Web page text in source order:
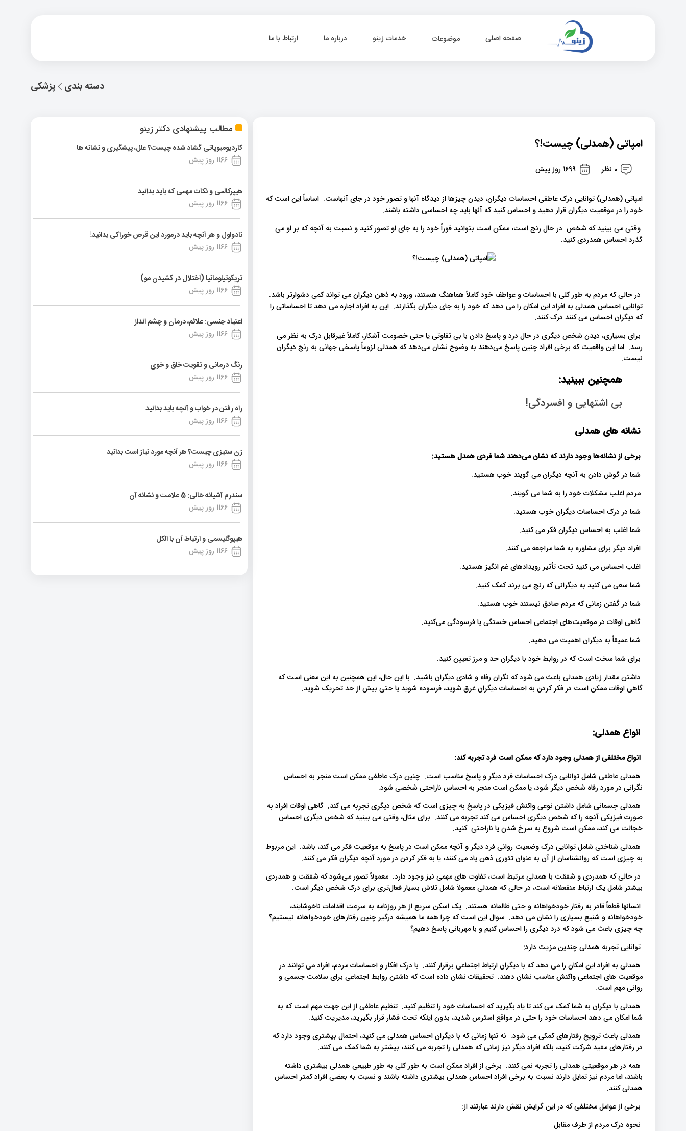
صفحه اصلی موضوعات خدمات زینو درباره ما ارتباط با ما
پزشکی دسته بندی
مطالب پیشنهادی دکتر زینو
کاردیومیوپاتی گشاد شده چیست؟ علل، پیشگیری و نشانه ها
1166 روز پیش
هیپرکالمی و نکات مهمی که باید بدانید
1166 روز پیش
نادولول و هر آنچه باید درمورد این قرص خوراکی بدانید!
1166 روز پیش
تریکوتیلومانیا (اختلال در کشیدن مو)
1166 روز پیش
اعتیاد جنسی: علائم، درمان و چشم انداز
1166 روز پیش
رنگ درمانی و تقویت خلق و خوی
1166 روز پیش
راه رفتن در خواب و آنچه باید بدانید
1166 روز پیش
زن ستیزی چیست؟ هر آنچه مورد نیاز است بدانید
1166 روز پیش
سندرم آشیانه خالی: 5 علامت و نشانه آن
1166 روز پیش
هیپوگلیسمی و ارتباط آن با الکل
1166 روز پیش
امپاتی (همدلی) چیست!؟
0 نظر 1699 روز پیش
امپاتی (همدلی) توانایی درک عاطفی احساسات دیگران، دیدن چیزها از دیدگاه آنها و تصور خود در جای آنهاست. اساساً این است که
خود را در موقعیت دیگران قرار دهید و احساس کنید که آنها باید چه احساسی داشته باشند.
وقتی می بینید که شخص در حال رنج است، ممکن است بتوانید فوراً خود را به جای او تصور کنید و نسبت به آنچه که بر او می
گذرد احساس همدردی کنید.
در حالی که مردم به طور کلی با احساسات و عواطف خود کاملاً هماهنگ هستند، ورود به ذهن دیگران می تواند کمی دشوارتر باشد.
توانایی احساس همدلی به افراد این امکان را می دهد که خود را به جای دیگران بگذارند. این به افراد اجازه می دهد تا احساساتی را
که دیگران احساس می کنند درک کنند.
برای بسیاری، دیدن شخص دیگری در حال درد و پاسخ دادن با بی تفاوتی یا حتی خصومت آشکار، کاملاً غیرقابل درک به نظر می
رسد. اما این واقعیت که برخی افراد چنین پاسخ می‌دهند به وضوح نشان می‌دهد که همدلی لزوماً پاسخی جهانی به رنج دیگران
نیست.
همچنین ببینید:
بی اشتهایی و افسردگی!
نشانه های همدلی
برخی از نشانه‌ها وجود دارند که نشان می‌دهند شما فردی همدل هستید:
شما در گوش دادن به آنچه دیگران می گویند خوب هستید.
مردم اغلب مشکلات خود را به شما می گویند.
شما در درک احساسات دیگران خوب هستید.
شما اغلب به احساس دیگران فکر می کنید.
افراد دیگر برای مشاوره به شما مراجعه می کنند.
اغلب احساس می کنید تحت تأثیر رویدادهای غم انگیز هستید.
شما سعی می کنید به دیگرانی که رنج می برند کمک کنید.
شما در گفتن زمانی که مردم صادق نیستند خوب هستید.
گاهی اوقات در موقعیت‌های اجتماعی احساس خستگی یا فرسودگی می‌کنید.
شما عمیقاً به دیگران اهمیت می دهید.
برای شما سخت است که در روابط خود با دیگران حد و مرز تعیین کنید.
داشتن مقدار زیادی همدلی باعث می شود که نگران رفاه و شادی دیگران باشید. با این حال، این همچنین به این معنی است که
گاهی اوقات ممکن است در فکر کردن به احساسات دیگران غرق شوید، فرسوده شوید یا حتی بیش از حد تحریک شوید.
انواع همدلی:
انواع مختلفی از همدلی وجود دارد که ممکن است فرد تجربه کند:
همدلی عاطفی شامل توانایی درک احساسات فرد دیگر و پاسخ مناسب است. چنین درک عاطفی ممکن است منجر به احساس
نگرانی در مورد رفاه شخص دیگر شود، یا ممکن است منجر به احساس ناراحتی شخصی شود.
همدلی جسمانی شامل داشتن نوعی واکنش فیزیکی در پاسخ به چیزی است که شخص دیگری تجربه می کند. گاهی اوقات افراد به
صورت فیزیکی آنچه را که شخص دیگری احساس می کند تجربه می کنند. برای مثال، وقتی می بینید که شخص دیگری احساس
خجالت می کند، ممکن است شروع به سرخ شدن یا ناراحتی کنید.
همدلی شناختی شامل توانایی درک وضعیت روانی فرد دیگر و آنچه ممکن است در پاسخ به موقعیت فکر می کند، باشد. این مربوط
به چیزی است که روانشناسان از آن به عنوان تئوری ذهن یاد می کنند، یا به فکر کردن در مورد آنچه دیگران فکر می کنند.
در حالی که همدردی و شفقت با همدلی مرتبط است، تفاوت های مهمی نیز وجود دارد. معمولاً تصور می‌شود که شفقت و همدردی
بیشتر شامل یک ارتباط منفعلانه است، در حالی که همدلی معمولاً شامل تلاش بسیار فعال‌تری برای درک شخص دیگر است.
انسانها قطعاً قادر به رفتار خودخواهانه و حتی ظالمانه هستند. یک اسکن سریع از هر روزنامه به سرعت اقدامات ناخوشایند،
خودخواهانه و شنیع بسیاری را نشان می دهد. سوال این است که چرا همه ما همیشه درگیر چنین رفتارهای خودخواهانه نیستیم؟
چه چیزی باعث می شود که درد دیگری را احساس کنیم و با مهربانی پاسخ دهیم؟
توانایی تجربه همدلی چندین مزیت دارد:
همدلی به افراد این امکان را می دهد که با دیگران ارتباط اجتماعی برقرار کنند. با درک افکار و احساسات مردم، افراد می توانند در
موقعیت های اجتماعی واکنش مناسب نشان دهند. تحقیقات نشان داده است که داشتن روابط اجتماعی برای سلامت جسمی و
روانی مهم است.
همدلی با دیگران به شما کمک می کند تا یاد بگیرید که احساسات خود را تنظیم کنید. تنظیم عاطفی از این جهت مهم است که به
شما امکان می دهد احساسات خود را حتی در مواقع استرس شدید، بدون اینکه تحت فشار قرار بگیرید، مدیریت کنید.
همدلی باعث ترویج رفتارهای کمکی می شود. نه تنها زمانی که با دیگران احساس همدلی می کنید، احتمال بیشتری وجود دارد که
در رفتارهای مفید شرکت کنید، بلکه افراد دیگر نیز زمانی که همدلی را تجربه می کنند، بیشتر به شما کمک می کنند.
همه در هر موقعیتی همدلی را تجربه نمی کنند. برخی از افراد ممکن است به طور کلی به طور طبیعی همدلی بیشتری داشته
باشند، اما مردم نیز تمایل دارند نسبت به برخی افراد احساس همدلی بیشتری داشته باشند و نسبت به بعضی افراد کمتر احساس
همدلی کنند.
برخی از عوامل مختلفی که در این گرایش نقش دارند عبارتند از:
نحوه درک مردم از طرف مقابل